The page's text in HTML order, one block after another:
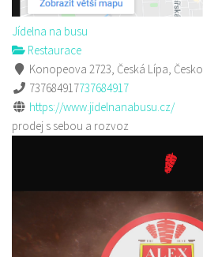
Jídelna na busu
Restaurace
Konopeova 2723, Česká Lípa, Česko
737684917737684917
https://www.jidelnanabusu.cz/
prodej s sebou a rozvoz